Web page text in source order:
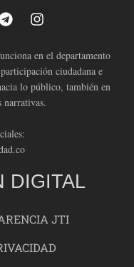
en el departamento
ciudadana e
lo público, también en
narrativas.
DIGITAL
JTI